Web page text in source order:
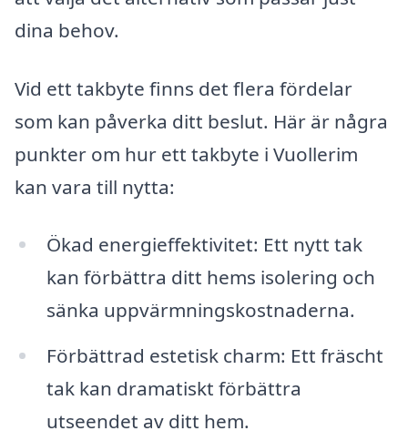
dina behov.
Vid ett takbyte finns det flera fördelar
som kan påverka ditt beslut. Här är några
punkter om hur ett takbyte i Vuollerim
kan vara till nytta:
Ökad energieffektivitet: Ett nytt tak
kan förbättra ditt hems isolering och
sänka uppvärmningskostnaderna.
Förbättrad estetisk charm: Ett fräscht
tak kan dramatiskt förbättra
utseendet av ditt hem.